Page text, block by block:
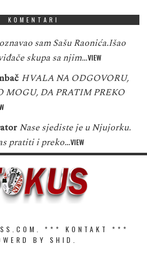
KOMENTARI
sam Sašu Raonića.Išao
skupa sa njim…VIEW
HVALA NA ODGOVORU,
MOGU, DA PRATIM PREKO
Nase sjediste je u Njujorku.
pratiti i preko…VIEW
*** KONTAKT
***
BY SHID.